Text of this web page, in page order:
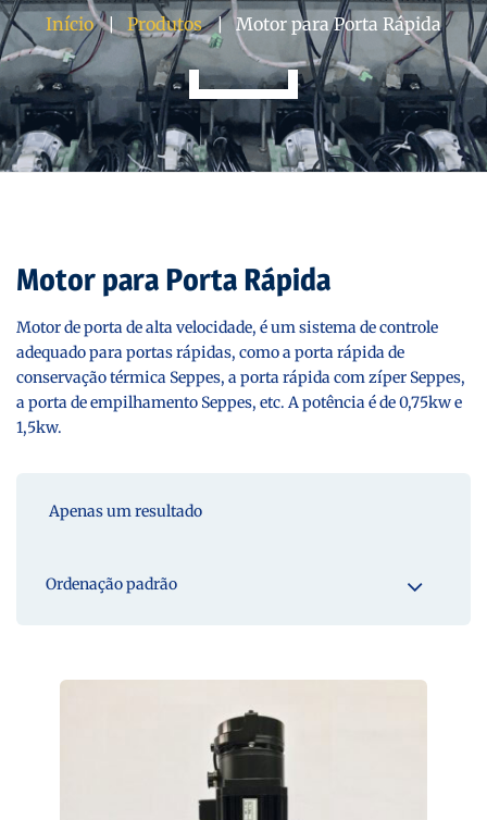
Início Produtos Motor para Porta Rápida
Motor para Porta Rápida
Motor de porta de alta velocidade, é um sistema de controle
adequado para portas rápidas, como a porta rápida de
conservação térmica Seppes, a porta rápida com zíper Seppes,
a porta de empilhamento Seppes, etc. A potência é de 0,75kw e
1,5kw.
Apenas um resultado